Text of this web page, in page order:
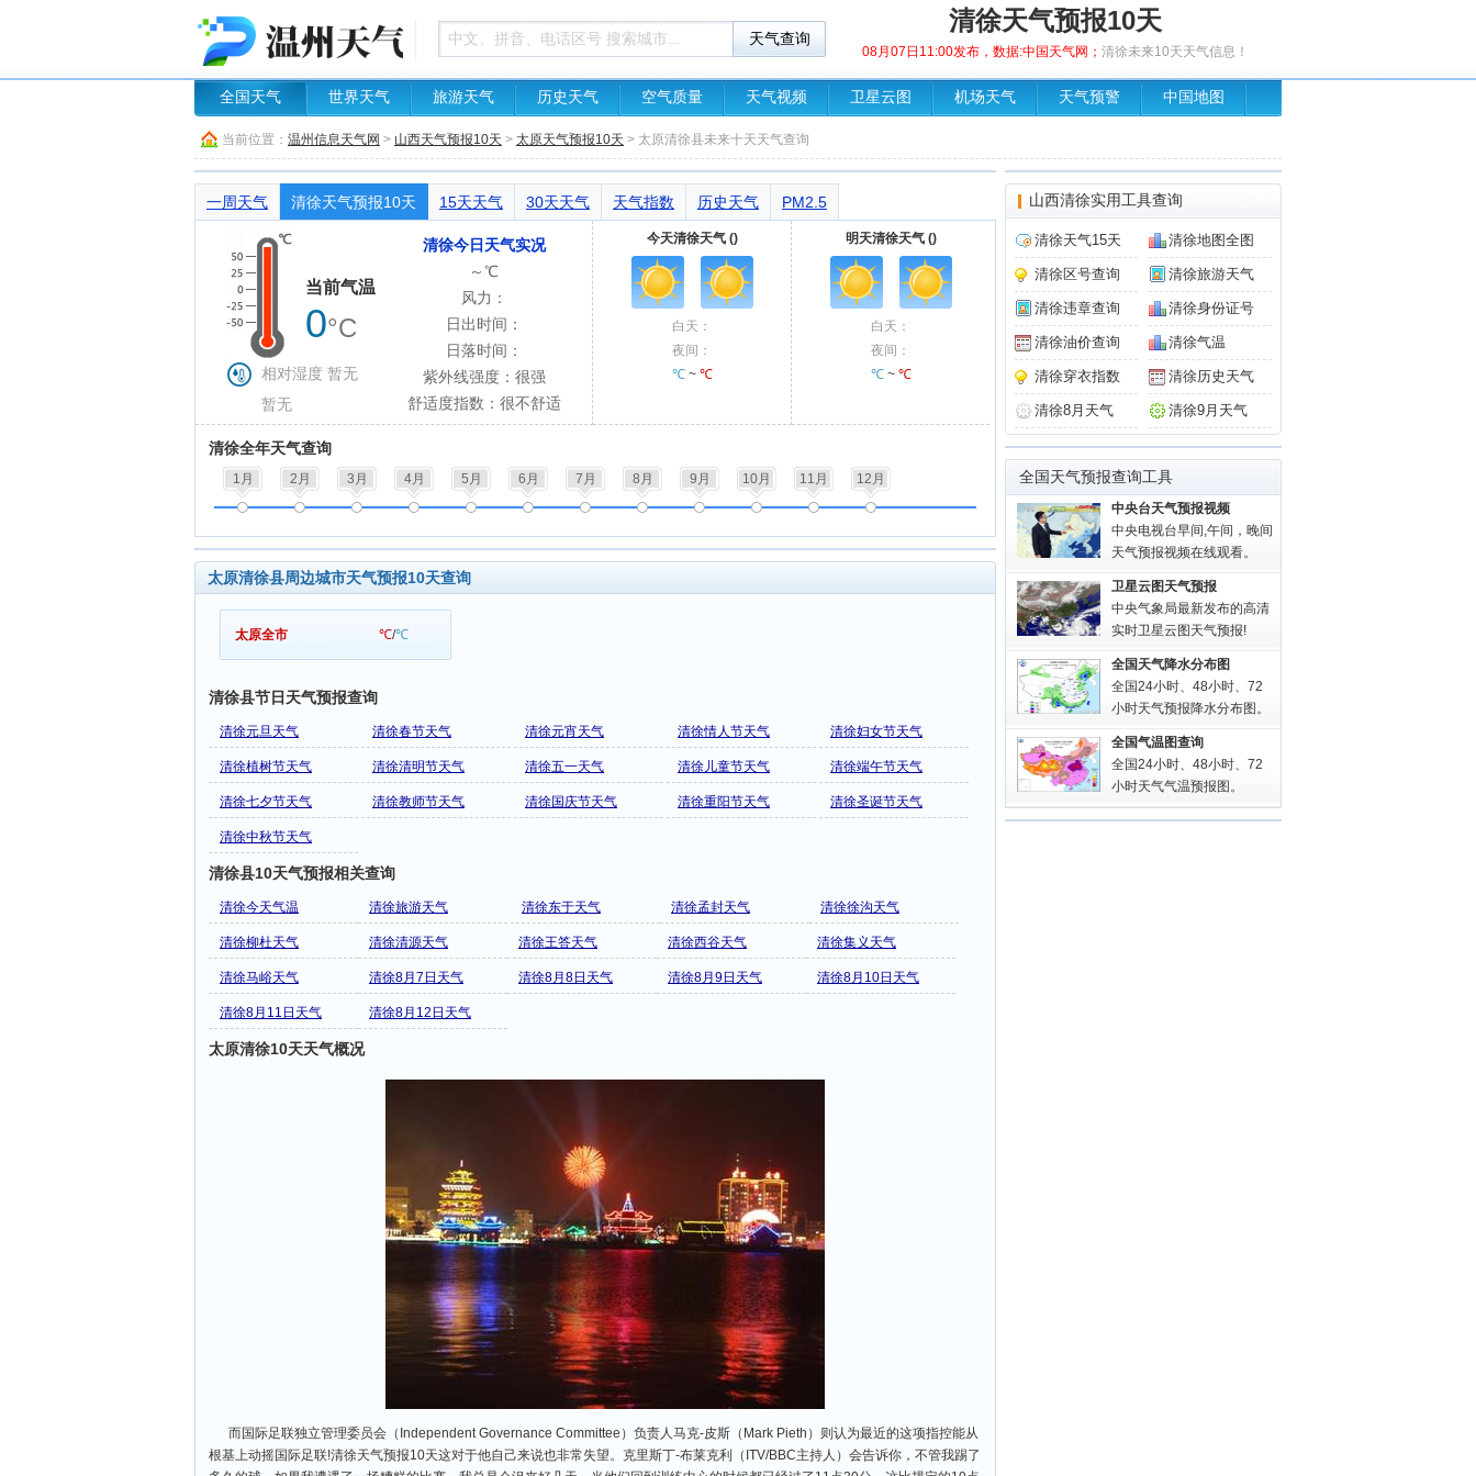
清徐天气预报10天
08月07日11:00发布，数据:中国天气网； 清徐未来10天天气信息！
全国天气 世界天气 旅游天气 历史天气 空气质量 天气视频 卫星云图 机场天气 天气预警 中国地图
当前位置： 温州信息天气网 > 山西天气预报10天 > 太原天气预报10天 > 太原清徐县未来十天天气查询
一周天气 清徐天气预报10天 15天天气 30天天气 天气指数 历史天气 PM2.5
当前气温
0°C
相对湿度 暂无
暂无
清徐今日天气实况
～℃
风力：
日出时间：
日落时间：
紫外线强度：很强
舒适度指数：很不舒适
今天清徐天气 ()
白天：
夜间：
℃~ ℃
明天清徐天气 ()
白天：
夜间：
℃~ ℃
清徐全年天气查询
1月 2月 3月 4月 5月 6月 7月 8月 9月 10月 11月 12月
太原清徐县周边城市天气预报10天查询
太原全市 ℃/℃
清徐县节日天气预报查询
清徐元旦天气 清徐春节天气 清徐元宵天气 清徐情人节天气 清徐妇女节天气
清徐植树节天气 清徐清明节天气 清徐五一天气 清徐儿童节天气 清徐端午节天气
清徐七夕节天气 清徐教师节天气 清徐国庆节天气 清徐重阳节天气 清徐圣诞节天气
清徐中秋节天气
清徐县10天气预报相关查询
清徐今天气温 清徐旅游天气 清徐东于天气 清徐孟封天气 清徐徐沟天气
清徐柳杜天气 清徐清源天气 清徐王答天气 清徐西谷天气 清徐集义天气
清徐马峪天气 清徐8月7日天气 清徐8月8日天气 清徐8月9日天气 清徐8月10日天气
清徐8月11日天气 清徐8月12日天气
太原清徐10天天气概况
而国际足联独立管理委员会（Independent Governance Committee）负责人马克-皮斯（Mark Pieth）则认为最近的这项指控能从
根基上动摇国际足联!清徐天气预报10天这对于他自己来说也非常失望。克里斯丁-布莱克利（ITV/BBC主持人）会告诉你，不管我踢了
山西清徐实用工具查询
清徐天气15天 清徐地图全图
清徐区号查询 清徐旅游天气
清徐违章查询 清徐身份证号
清徐油价查询 清徐气温
清徐穿衣指数 清徐历史天气
清徐8月天气 清徐9月天气
全国天气预报查询工具
中央台天气预报视频
中央电视台早间,午间，晚间
天气预报视频在线观看。
卫星云图天气预报
中央气象局最新发布的高清
实时卫星云图天气预报!
全国天气降水分布图
全国24小时、48小时、72
小时天气预报降水分布图。
全国气温图查询
全国24小时、48小时、72
小时天气气温预报图。